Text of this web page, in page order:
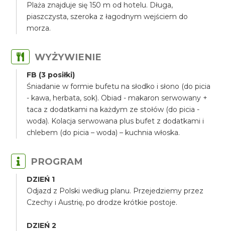
Plaża znajduje się 150 m od hotelu. Długa,
piaszczysta, szeroka z łagodnym wejściem do
morza.
WYŻYWIENIE
FB (3 posiłki)
Śniadanie w formie bufetu na słodko i słono (do picia
- kawa, herbata, sok). Obiad - makaron serwowany +
taca z dodatkami na każdym ze stołów (do picia -
woda). Kolacja serwowana plus bufet z dodatkami i
chlebem (do picia – woda) – kuchnia włoska.
PROGRAM
DZIEŃ 1
Odjazd z Polski według planu. Przejedziemy przez
Czechy i Austrię, po drodze krótkie postoje.
DZIEŃ 2